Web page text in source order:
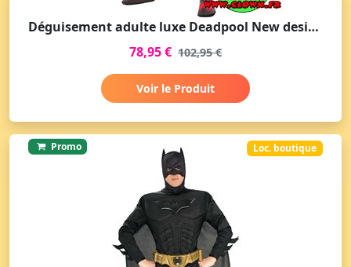
Déguisement adulte luxe Deadpool New design
78,95 € 102,95 €
Voir le Produit
Promo Loc. boutique